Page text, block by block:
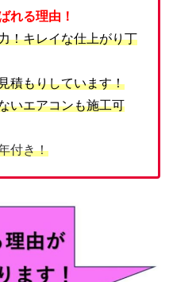
れる理由！
！キレイな仕上がり丁
積もりしています！
いエアコンも施工可
付き！